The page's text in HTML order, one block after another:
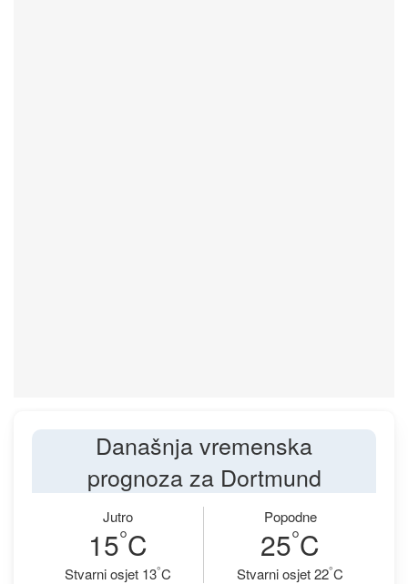
Današnja vremenska
prognoza za Dortmund
Jutro
15°C
Stvarni osjet 13°C
Popodne
25°C
Stvarni osjet 22°C